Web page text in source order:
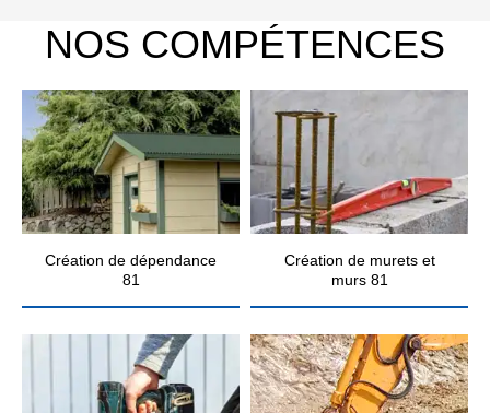
NOS COMPÉTENCES
Création de dépendance
81
Création de murets et
murs 81